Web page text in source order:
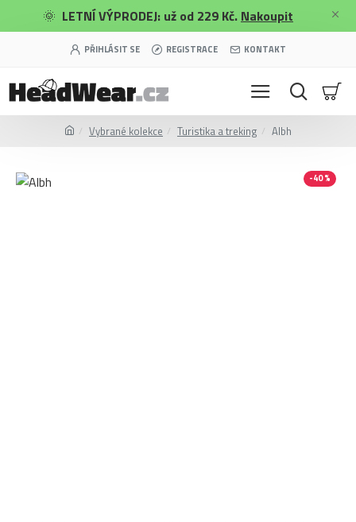
🌞 LETNÍ VÝPRODEJ: už od 229 Kč. Nakoupit
PŘIHLÁSIT SE REGISTRACE KONTAKT
Vybrané kolekce Turistika a treking Albh
-40 %